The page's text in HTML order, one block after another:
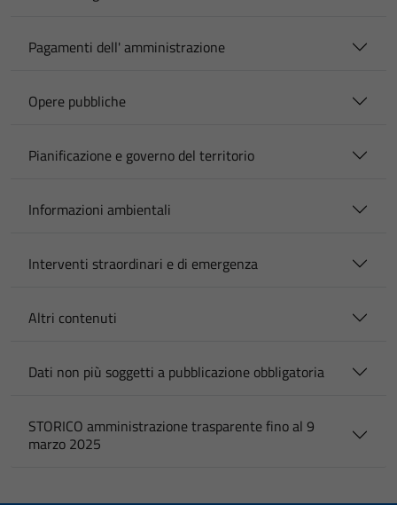
Pagamenti dell' amministrazione
Opere pubbliche
Pianificazione e governo del territorio
Informazioni ambientali
Interventi straordinari e di emergenza
Altri contenuti
Dati non più soggetti a pubblicazione obbligatoria
STORICO amministrazione trasparente fino al 9
marzo 2025